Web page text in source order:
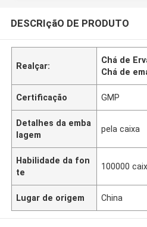
DESCRIçãO DE PRODUTO
Realçar:
Chá de
Chá de
Certificação GMP
Detalhes da emba
lagem
pela caixa
Habilidade da fon
te
100000
Lugar de origem China